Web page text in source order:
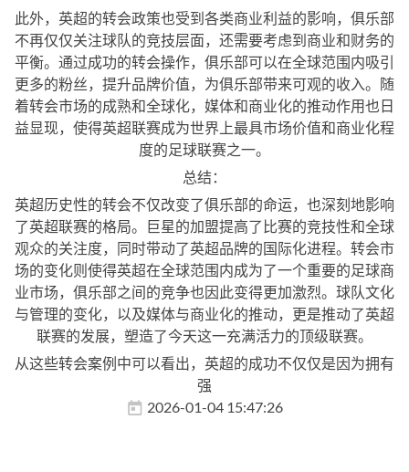
此外，英超的转会政策也受到各类商业利益的影响，俱乐部
不再仅仅关注球队的竞技层面，还需要考虑到商业和财务的
平衡。通过成功的转会操作，俱乐部可以在全球范围内吸引
更多的粉丝，提升品牌价值，为俱乐部带来可观的收入。随
着转会市场的成熟和全球化，媒体和商业化的推动作用也日
益显现，使得英超联赛成为世界上最具市场价值和商业化程
度的足球联赛之一。
总结：
英超历史性的转会不仅改变了俱乐部的命运，也深刻地影响
了英超联赛的格局。巨星的加盟提高了比赛的竞技性和全球
观众的关注度，同时带动了英超品牌的国际化进程。转会市
场的变化则使得英超在全球范围内成为了一个重要的足球商
业市场，俱乐部之间的竞争也因此变得更加激烈。球队文化
与管理的变化，以及媒体与商业化的推动，更是推动了英超
联赛的发展，塑造了今天这一充满活力的顶级联赛。
从这些转会案例中可以看出，英超的成功不仅仅是因为拥有
强
2026-01-04 15:47:26